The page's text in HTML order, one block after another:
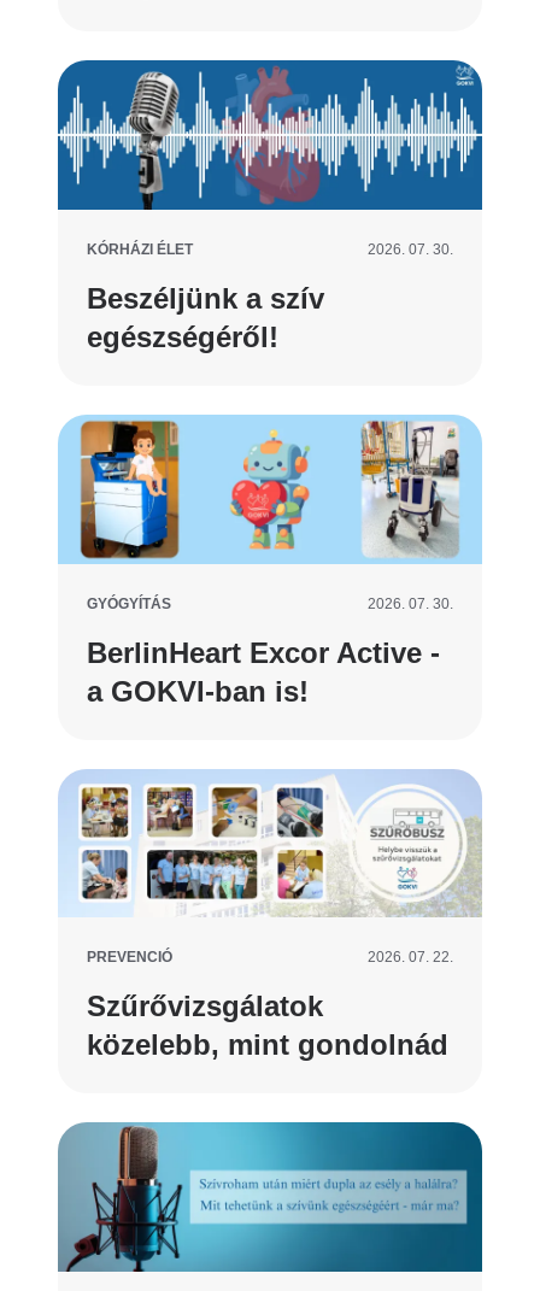
KÓRHÁZI ÉLET 2026. 07. 30.
Beszéljünk a szív
egészségéről!
GYÓGYÍTÁS 2026. 07. 30.
BerlinHeart Excor Active -
a GOKVI-ban is!
PREVENCIÓ 2026. 07. 22.
Szűrővizsgálatok
közelebb, mint gondolnád